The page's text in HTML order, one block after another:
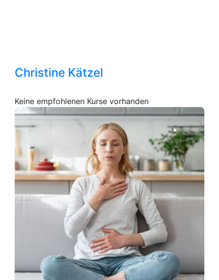
Christine Kätzel
Keine empfohlenen Kurse vorhanden